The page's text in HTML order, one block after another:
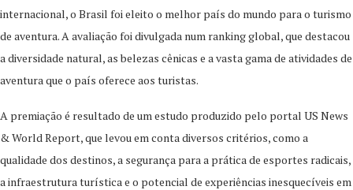
internacional, o Brasil foi eleito o melhor país do mundo para o turismo
de aventura. A avaliação foi divulgada num ranking global, que destacou
a diversidade natural, as belezas cênicas e a vasta gama de atividades de
aventura que o país oferece aos turistas.
A premiação é resultado de um estudo produzido pelo portal US News
& World Report, que levou em conta diversos critérios, como a
qualidade dos destinos, a segurança para a prática de esportes radicais,
a infraestrutura turística e o potencial de experiências inesquecíveis em